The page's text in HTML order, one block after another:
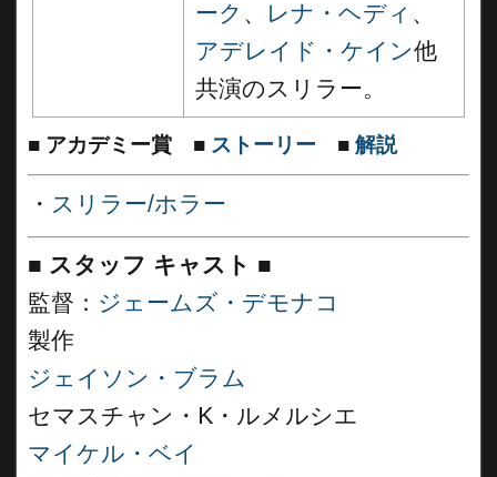
ーク 、 レナ・ヘディ 、
アデレイド・ケイン他
共演のスリラー。
■ アカデミー賞 ■ ストーリー ■ 解説
・ スリラー/ホラー
■ スタッフ キャスト ■
監督： ジェームズ・デモナコ
製作
ジェイソン・ブラム
セマスチャン・K・ルメルシエ
マイケル・ベイ